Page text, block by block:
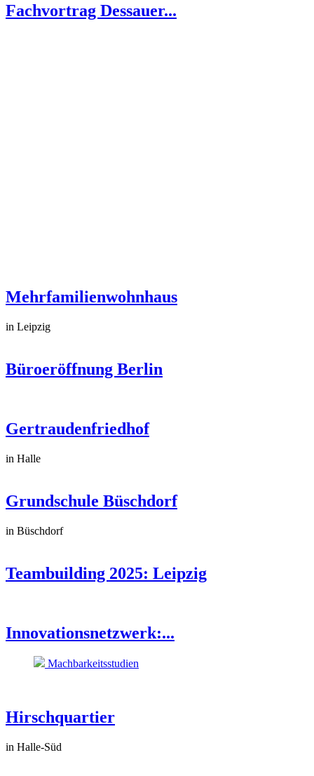
Fachvortrag Dessauer...
Mehrfamilienwohnhaus
in Leipzig
Büroeröffnung Berlin
Gertraudenfriedhof
in Halle
Grundschule Büschdorf
in Büschdorf
Teambuilding 2025: Leipzig
Innovationsnetzwerk:...
Machbarkeitsstudien
Hirschquartier
in Halle-Süd